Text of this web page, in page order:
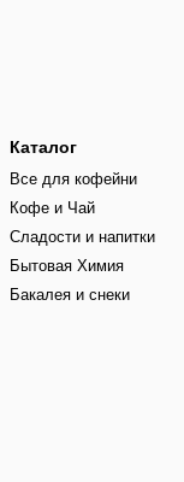
Каталог
Все для кофейни
Кофе и Чай
Сладости и напитки
Бытовая Химия
Бакалея и снеки